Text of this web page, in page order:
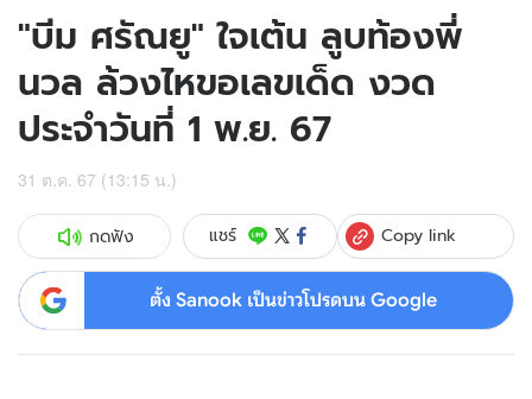
"บีม ศรัณยู" ใจเต้น ลูบท้องพี่
นวล ล้วงไหขอเลขเด็ด งวด
ประจำวันที่ 1 พ.ย. 67
31 ต.ค. 67 (13:15 น.)
กดฟัง แชร์ Copy link
ตั้ง Sanook เป็นข่าวโปรดบน Google